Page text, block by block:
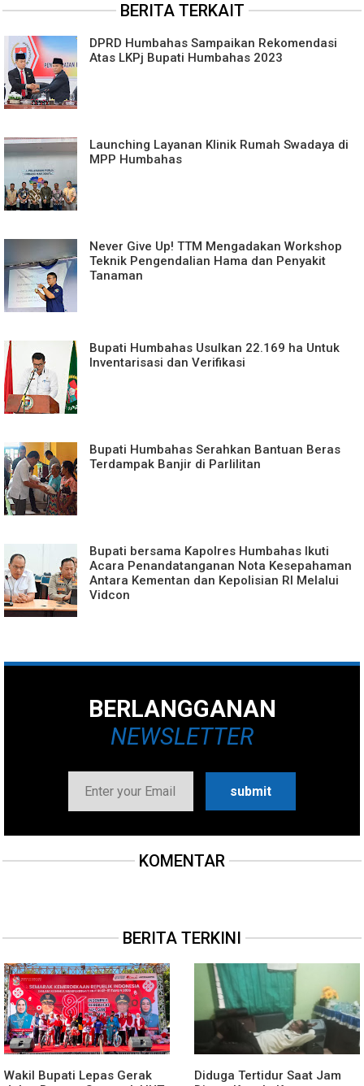
BERITA TERKAIT
DPRD Humbahas Sampaikan Rekomendasi
Atas LKPj Bupati Humbahas 2023
Launching Layanan Klinik Rumah Swadaya di
MPP Humbahas
Never Give Up! TTM Mengadakan Workshop
Teknik Pengendalian Hama dan Penyakit
Tanaman
Bupati Humbahas Usulkan 22.169 ha Untuk
Inventarisasi dan Verifikasi
Bupati Humbahas Serahkan Bantuan Beras
Terdampak Banjir di Parlilitan
Bupati bersama Kapolres Humbahas Ikuti
Acara Penandatanganan Nota Kesepahaman
Antara Kementan dan Kepolisian RI Melalui
Vidcon
BERLANGGANAN
NEWSLETTER
KOMENTAR
BERITA TERKINI
Wakil Bupati Lepas Gerak
Diduga Tertidur Saat Jam